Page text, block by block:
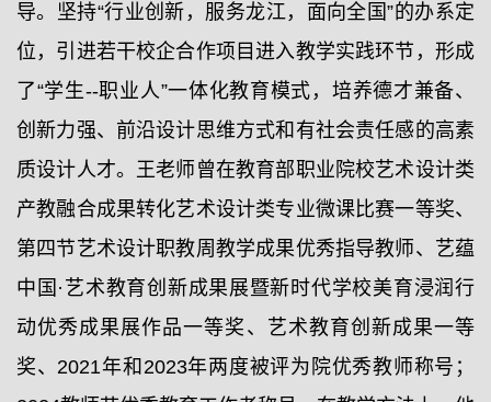
导。坚持“行业创新，服务龙江，面向全国”的办系定
位，引进若干校企合作项目进入教学实践环节，形成
了“学生--职业人”一体化教育模式，培养德才兼备、
创新力强、前沿设计思维方式和有社会责任感的高素
质设计人才。王老师曾在教育部职业院校艺术设计类
产教融合成果转化艺术设计类专业微课比赛一等奖、
第四节艺术设计职教周教学成果优秀指导教师、艺蕴
中国·艺术教育创新成果展暨新时代学校美育浸润行
动优秀成果展作品一等奖、艺术教育创新成果一等
奖、2021年和2023年两度被评为院优秀教师称号；